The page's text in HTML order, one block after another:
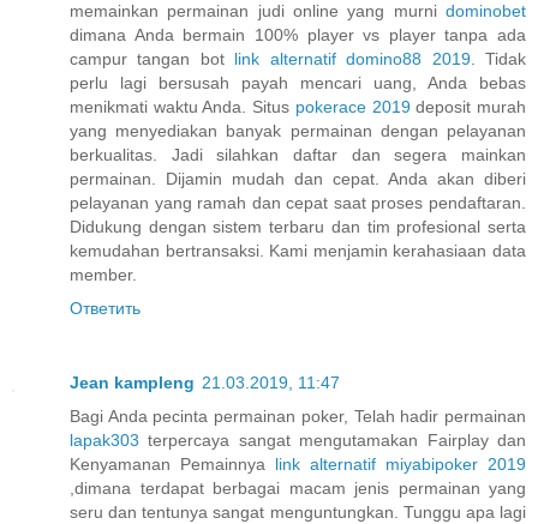
memainkan permainan judi online yang murni dominobet
dimana Anda bermain 100% player vs player tanpa ada
campur tangan bot link alternatif domino88 2019. Tidak
perlu lagi bersusah payah mencari uang, Anda bebas
menikmati waktu Anda. Situs pokerace 2019deposit murah
yang menyediakan banyak permainan dengan pelayanan
berkualitas. Jadi silahkan daftar dan segera mainkan
permainan. Dijamin mudah dan cepat. Anda akan diberi
pelayanan yang ramah dan cepat saat proses pendaftaran.
Didukung dengan sistem terbaru dan tim profesional serta
kemudahan bertransaksi. Kami menjamin kerahasiaan data
member.
Ответить
Jean kampleng 21.03.2019, 11:47
Bagi Anda pecinta permainan poker, Telah hadir permainan
lapak303 terpercaya sangat mengutamakan Fairplay dan
Kenyamanan Pemainnya link alternatif miyabipoker 2019
,dimana terdapat berbagai macam jenis permainan yang
seru dan tentunya sangat menguntungkan. Tunggu apa lagi